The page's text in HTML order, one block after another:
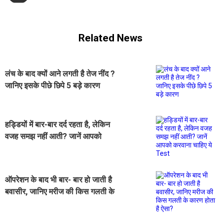
Related News
लंच के बाद क्यों आने लगती है तेज नींद ?
जानिए इसके पीछे छिपे 5 बड़े कारण
हड्डियों में बार-बार दर्द रहता है, लेकिन
वजह समझ नहीं आती? जानें आपको
ऑपरेशन के बाद भी बार- बार हो जाती है
बवासीर, जानिए मरीज की किस गलती के